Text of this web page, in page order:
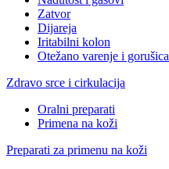
Zatvor
Dijareja
Iritabilni kolon
Otežano varenje i gorušica
Zdravo srce i cirkulacija
Oralni preparati
Primena na koži
Preparati za primenu na koži